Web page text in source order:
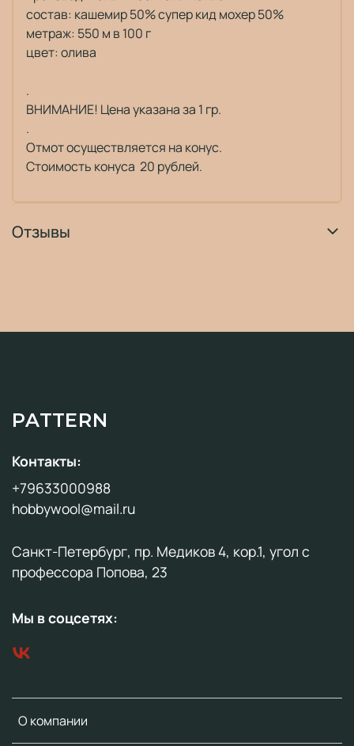
состав: кашемир 50% супер кид мохер 50%
метраж: 550 м в 100 г
цвет: олива
.
ВНИМАНИЕ! Цена указана за 1 гр.
.
Отмот осуществляется на конус.
Стоимость конуса 20 рублей.
Отзывы
PATTERN
О компании
Контакты:
+79633000988
hobbywool@mail.ru
Санкт-Петербург, пр. Медиков 4, кор.1, угол с
профессора Попова, 23
Мы в соцсетях: